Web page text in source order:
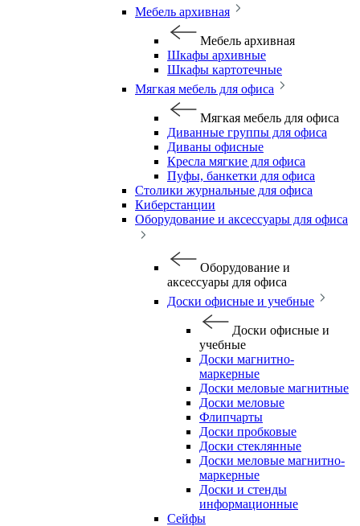
Мебель архивная
Мебель архивная
Шкафы архивные
Шкафы картотечные
Мягкая мебель для офиса
Мягкая мебель для офиса
Диванные группы для офиса
Диваны офисные
Кресла мягкие для офиса
Пуфы, банкетки для офиса
Столики журнальные для офиса
Киберстанции
Оборудование и аксессуары для офиса
Оборудование и
аксессуары для офиса
Доски офисные и учебные
Доски офисные и
учебные
Доски магнитно-
маркерные
Доски меловые магнитные
Доски меловые
Флипчарты
Доски пробковые
Доски стеклянные
Доски меловые магнитно-
маркерные
Доски и стенды
информационные
Сейфы